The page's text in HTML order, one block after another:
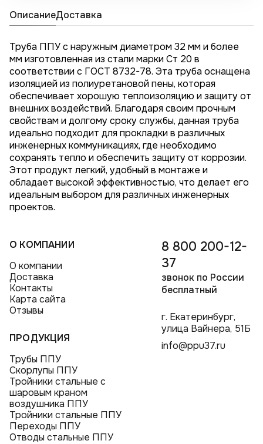
ОписаниеДоставка
Труба ППУ с наружным диаметром 32 мм и более
мм изготовленная из стали марки Ст 20 в
соответствии с ГОСТ 8732-78. Эта труба оснащена
изоляцией из полиуретановой пены, которая
обеспечивает хорошую теплоизоляцию и защиту от
внешних воздействий. Благодаря своим прочным
свойствам и долгому сроку службы, данная труба
идеально подходит для прокладки в различных
инженерных коммуникациях, где необходимо
сохранять тепло и обеспечить защиту от коррозии.
Этот продукт легкий, удобный в монтаже и
обладает высокой эффективностью, что делает его
идеальным выбором для различных инженерных
проектов.
О КОМПАНИИ
О компании
Доставка
Контакты
Карта сайта
Отзывы
ПРОДУКЦИЯ
Трубы ППУ
Скорлупы ППУ
Тройники стальные с
шаровым краном
воздушника ППУ
Тройники стальные ППУ
Переходы ППУ
Отводы стальные ППУ
8 800 200-12-
37
звонок по России
бесплатный
г. Екатеринбург,
улица Вайнера, 51Б
info@ppu37.ru